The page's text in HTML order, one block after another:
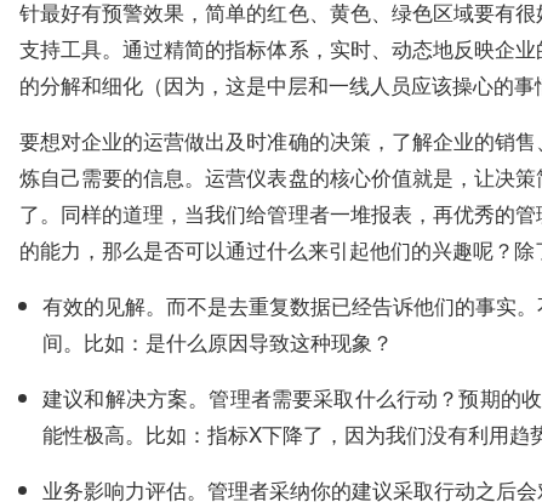
针最好有预警效果，简单的红色、黄色、绿色区域要有
支持工具。通过精简的指标体系，实时、动态地反映企
的分解和细化（因为，这是中层和一线人员应该操心的
要想对企业的运营做出及时准确的决策，了解企业的销
炼自己需要的信息。运营仪表盘的核心价值就是，让决
了。同样的道理，当我们给管理者一堆报表，再优秀的
的能力，那么是否可以通过什么来引起他们的兴趣呢？
有效的见解。而不是去重复数据已经告诉他们的事实
间。比如：是什么原因导致这种现象？
建议和解决方案。管理者需要采取什么行动？预期的
能性极高。比如：指标X下降了，因为我们没有利用趋
业务影响力评估。管理者采纳你的建议采取行动之后